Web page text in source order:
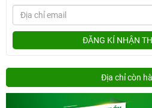
ĐĂNG KÍ NHẬN
Địa chỉ còn